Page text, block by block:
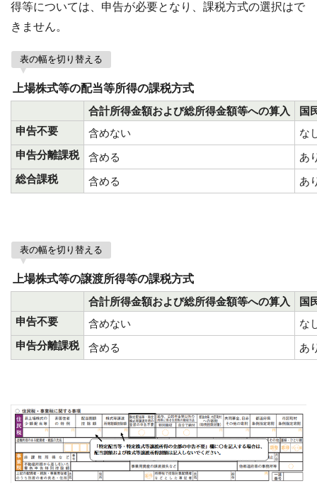
得等については、申告が必要となり、課税方式の選択はで
きません。
表の幅を切り替える
上場株式等の配当等所得の課税方式
合計所得金額および総所得金額等への算入
国
申告不要
含めない
な
申告分離課税
含める
あ
総合課税
含める あ
表の幅を切り替える
上場株式等の譲渡所得等の課税方式
合計所得金額および総所得金額等への算入
国
申告不要
含めない
な
申告分離課税
含める あ